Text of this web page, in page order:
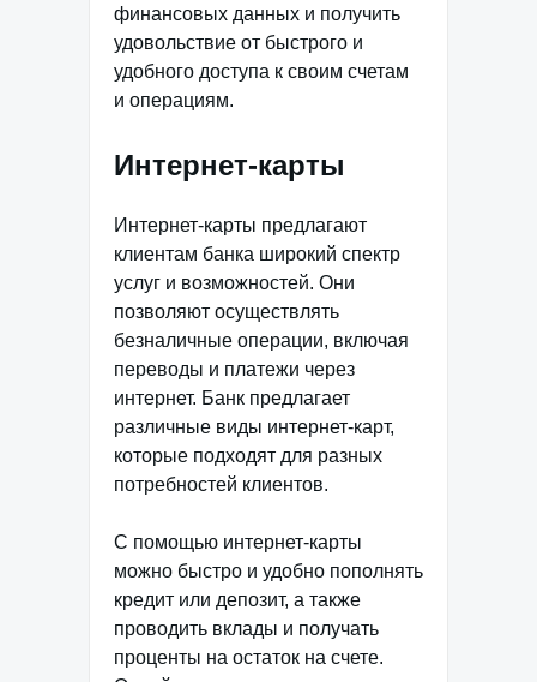
финансовых данных и получить
удовольствие от быстрого и
удобного доступа к своим счетам
и операциям.
Интернет-карты
Интернет-карты предлагают
клиентам банка широкий спектр
услуг и возможностей. Они
позволяют осуществлять
безналичные операции, включая
переводы и платежи через
интернет. Банк предлагает
различные виды интернет-карт,
которые подходят для разных
потребностей клиентов.
С помощью интернет-карты
можно быстро и удобно пополнять
кредит или депозит, а также
проводить вклады и получать
проценты на остаток на счете.